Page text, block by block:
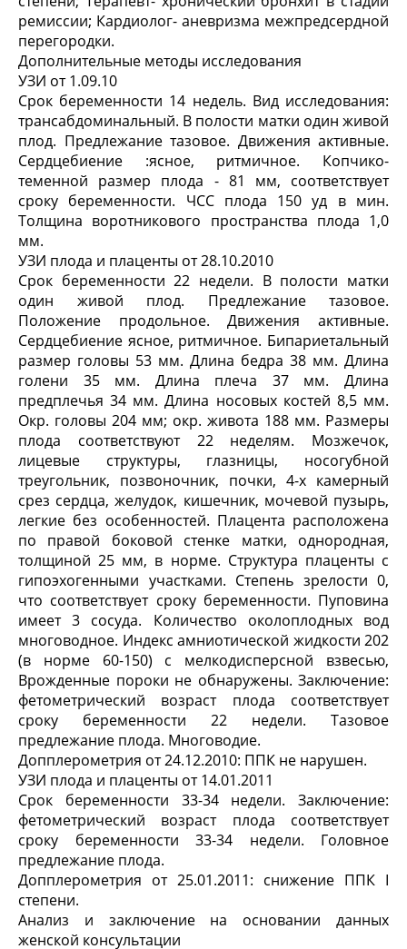
ремиссии; Кардиолог- аневризма межпредсердной
перегородки.
Дополнительные методы исследования
УЗИ от 1.09.10
Срок беременности 14 недель. Вид исследования:
трансабдоминальный. В полости матки один живой
плод. Предлежание тазовое. Движения активные.
Сердцебиение :ясное, ритмичное. Копчико-
теменной размер плода - 81 мм, соответствует
сроку беременности. ЧСС плода 150 уд в мин.
Толщина воротникового пространства плода 1,0
мм.
УЗИ плода и плаценты от 28.10.2010
Срок беременности 22 недели. В полости матки
один живой плод. Предлежание тазовое.
Положение продольное. Движения активные.
Сердцебиение ясное, ритмичное. Бипариетальный
размер головы 53 мм. Длина бедра 38 мм. Длина
голени 35 мм. Длина плеча 37 мм. Длина
предплечья 34 мм. Длина носовых костей 8,5 мм.
Окр. головы 204 мм; окр. живота 188 мм. Размеры
плода соответствуют 22 неделям. Мозжечок,
лицевые структуры, глазницы, носогубной
треугольник, позвоночник, почки, 4-х камерный
срез сердца, желудок, кишечник, мочевой пузырь,
легкие без особенностей. Плацента расположена
по правой боковой стенке матки, однородная,
толщиной 25 мм, в норме. Структура плаценты с
гипоэхогенными участками. Степень зрелости 0,
что соответствует сроку беременности. Пуповина
имеет 3 сосуда. Количество околоплодных вод
многоводное. Индекс амниотической жидкости 202
(в норме 60-150) с мелкодисперсной взвесью,
Врожденные пороки не обнаружены. Заключение:
фетометрический возраст плода соответствует
сроку беременности 22 недели. Тазовое
предлежание плода. Многоводие.
Допплерометрия от 24.12.2010: ППК не нарушен.
УЗИ плода и плаценты от 14.01.2011
Срок беременности 33-34 недели. Заключение:
фетометрический возраст плода соответствует
сроку беременности 33-34 недели. Головное
предлежание плода.
Допплерометрия от 25.01.2011: снижение ППК I
степени.
Анализ и заключение на основании данных
женской консультации